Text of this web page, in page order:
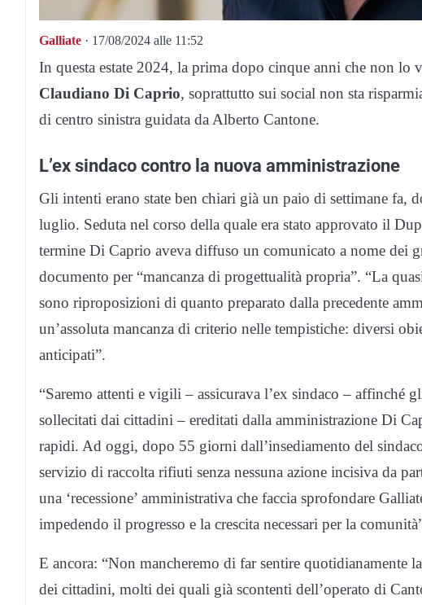
Galliate · 17/08/2024 alle 11:52
In questa estate 2024, la prima dopo cinque anni che non lo
Claudiano Di Caprio, soprattutto sui social non sta
di centro sinistra guidata da Alberto Cantone.
L’ex sindaco contro la nuova amministrazione
Gli intenti erano state ben chiari già un paio di settimane fa,
luglio. Seduta nel corso della quale era stato approvato il
termine Di Caprio aveva diffuso un comunicato a nome dei
documento per “mancanza di progettualità propria”. “La
sono riproposizioni di quanto preparato dalla precedente
un’assoluta mancanza di criterio nelle tempistiche: diversi
anticipati”.
“Saremo attenti e vigili – assicurava l’ex sindaco –
sollecitati dai cittadini – ereditati dalla amministrazione Di
rapidi. Ad oggi, dopo 55 giorni dall’insediamento del
servizio di raccolta rifiuti senza nessuna azione incisiva da
una ‘recessione’ amministrativa che faccia sprofondare
impedendo il progresso e la crescita necessari per la
E ancora: “Non mancheremo di far sentire quotidianamente
dei cittadini, molti dei quali già scontenti dell’operato di